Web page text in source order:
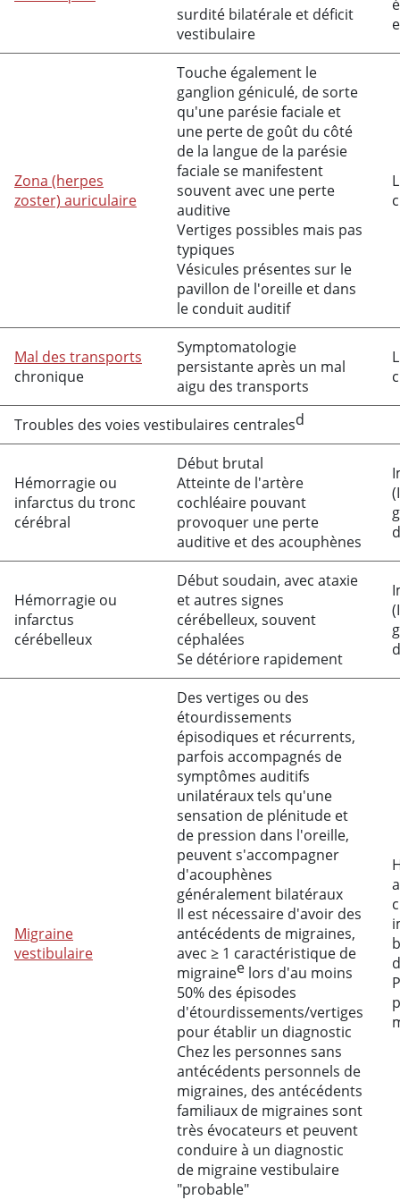
surdité bilatérale et déficit
vestibulaire
Zona (herpes
zoster) auriculaire
Touche également le
ganglion géniculé, de sorte
qu'une parésie faciale et
une perte de goût du côté
de la langue de la parésie
faciale se manifestent
souvent avec une perte
auditive
Vertiges possibles mais pas
typiques
Vésicules présentes sur le
pavillon de l'oreille et dans
le conduit auditif
Mal des transports
chronique
Symptomatologie
persistante après un mal
aigu des transports
Troubles des voies vestibulaires centralesd
Hémorragie ou
infarctus du tronc
cérébral
Début brutal
Atteinte de l'artère
cochléaire pouvant
provoquer une perte
auditive et des acouphènes
Hémorragie ou
infarctus
cérébelleux
Début soudain, avec ataxie
et autres signes
cérébelleux, souvent
céphalées
Se détériore rapidement
Migraine
vestibulaire
Des vertiges ou des
étourdissements
épisodiques et récurrents,
parfois accompagnés de
symptômes auditifs
unilatéraux tels qu'une
sensation de plénitude et
de pression dans l'oreille,
peuvent s'accompagner
d'acouphènes
généralement bilatéraux
Il est nécessaire d'avoir des
antécédents de migraines,
avec ≥ 1 caractéristique de
migrainee lors d'au moins
50% des épisodes
d'étourdissements/vertiges
pour établir un diagnostic
Chez les personnes sans
antécédents personnels de
migraines, des antécédents
familiaux de migraines sont
très évocateurs et peuvent
conduire à un diagnostic
de migraine vestibulaire
"probable"